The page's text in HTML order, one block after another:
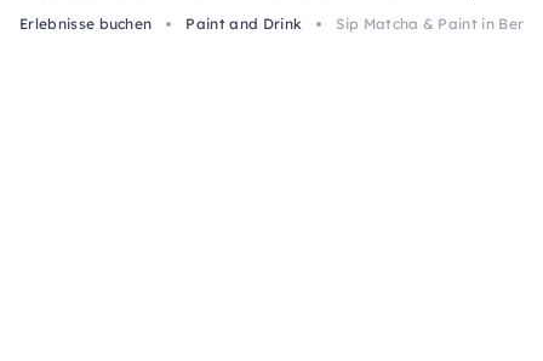
Erlebnisse buchen
Paint and Drink Sip Matcha & Paint in